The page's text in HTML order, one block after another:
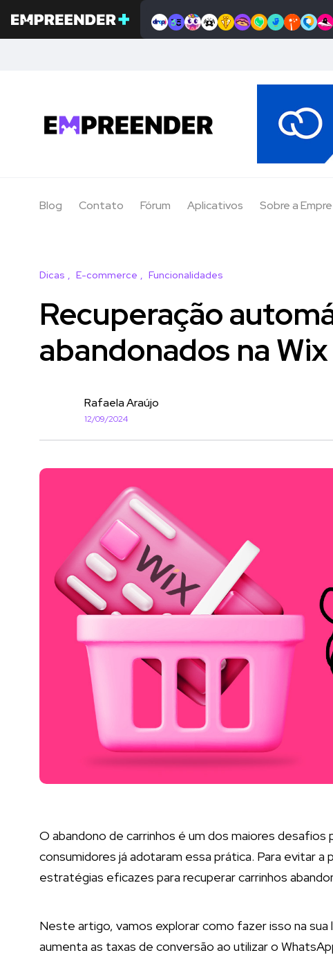
Blog Contato Fórum Aplicativos Sobre a
Dicas E-commerce Funcionalidades
Recuperação
abandonados na Wix
Rafaela Araújo
12/09/2024
O abandono de carrinhos é um dos maiores desafios
consumidores já adotaram essa prática. Para evitar
estratégias eficazes para recuperar carrinhos
Neste artigo, vamos explorar como fazer isso na sua
aumenta as taxas de conversão ao utilizar o